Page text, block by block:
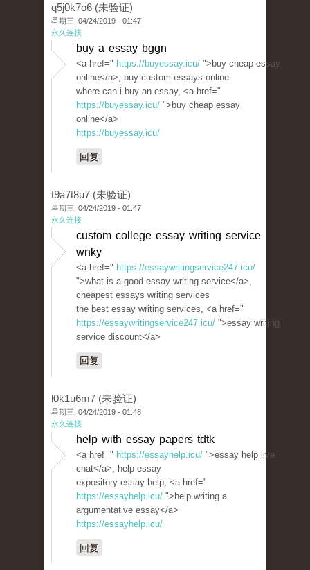
q5j0k7o6 (未验证)
星期三, 04/24/2019 - 01:47
永久连接
buy a essay bggn
<a href=" https://buyessay.icu/ ">buy cheap essay
online</a>, buy custom essays online
where can i buy an essay, <a href="
https://buyessay.icu/ ">buy cheap essay
online</a>
https://buyessay.icu/
回复
t9a7t8u7 (未验证)
星期三, 04/24/2019 - 01:47
永久连接
custom college essay writing service
wnky
<a href=" https://essaywritingservice247.icu/
">what is a good essay writing service</a>,
cheapest essays writing services
the best essay writing services, <a href="
https://essaywritingservice247.icu/ ">essay writing
service discount</a>
回复
l0k1u6m7 (未验证)
星期三, 04/24/2019 - 01:48
永久连接
help with essay papers tdtk
<a href=" https://essayhelp.icu/ ">essay help live
chat</a>, help essay
expository essay help, <a href="
https://essayhelp.icu/ ">help writing a
argumentative essay</a>
https://essayhelp.icu/
回复